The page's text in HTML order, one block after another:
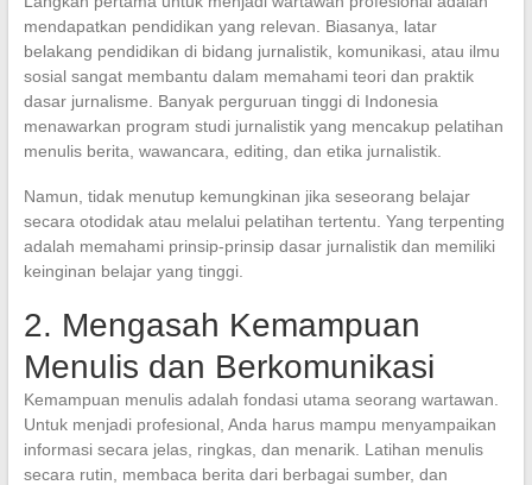
mendapatkan pendidikan yang relevan. Biasanya, latar
belakang pendidikan di bidang jurnalistik, komunikasi, atau ilmu
sosial sangat membantu dalam memahami teori dan praktik
dasar jurnalisme. Banyak perguruan tinggi di Indonesia
menawarkan program studi jurnalistik yang mencakup pelatihan
menulis berita, wawancara, editing, dan etika jurnalistik.
Namun, tidak menutup kemungkinan jika seseorang belajar
secara otodidak atau melalui pelatihan tertentu. Yang terpenting
adalah memahami prinsip-prinsip dasar jurnalistik dan memiliki
keinginan belajar yang tinggi.
2. Mengasah Kemampuan
Menulis dan Berkomunikasi
Kemampuan menulis adalah fondasi utama seorang wartawan.
Untuk menjadi profesional, Anda harus mampu menyampaikan
informasi secara jelas, ringkas, dan menarik. Latihan menulis
secara rutin, membaca berita dari berbagai sumber, dan